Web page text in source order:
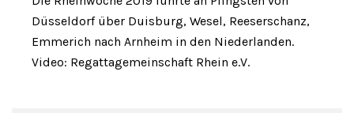
Düsseldorf über Duisburg, Wesel, Reeserschanz,
Emmerich nach Arnheim in den Niederlanden.
Video: Regattagemeinschaft Rhein e.V.